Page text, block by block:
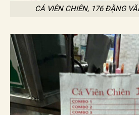
CÁ VIÊN CHIÊN, 176 ĐẶNG